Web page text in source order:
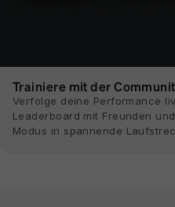
Trainiere mit der
Verfolge deine Performance
Leaderboard mit Freunden
Modus in spannende